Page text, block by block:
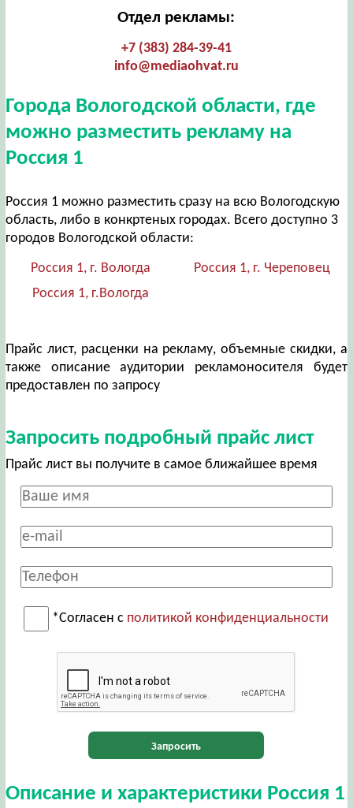
Отдел рекламы:
+7 (383) 284-39-41
info@mediaohvat.ru
Города Вологодской области, где
можно разместить рекламу на
Россия 1
Россия 1 можно разместить сразу на всю Вологодскую
область, либо в конкртеных городах. Всего доступно 3
городов Вологодской области:
Россия 1, г. Вологда
Россия 1, г. Череповец
Россия 1, г.Вологда
Прайс лист, расценки на рекламу, объемные скидки, а
также описание аудитории рекламоносителя будет
предоставлен по запросу
Запросить подробный прайс лист
Прайс лист вы получите в самое ближайшее время
*Согласен с политикой конфиденциальности
Запросить
Описание и характеристики Россия 1